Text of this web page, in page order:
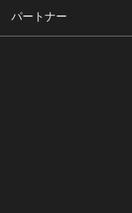
パートナー